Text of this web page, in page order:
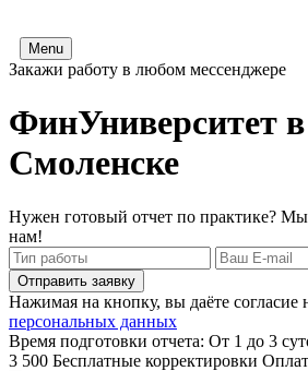
Menu
Закажи работу в любом мессенджере
ФинУниверситет в
Смоленске
Нужен готовый отчет по практике?
нам!
Отправить заявку
Нажимая на кнопку, вы даёте согласие
персональных данных
Время подготовки отчета: От 1 до 3
3 500 Бесплатные корректировки